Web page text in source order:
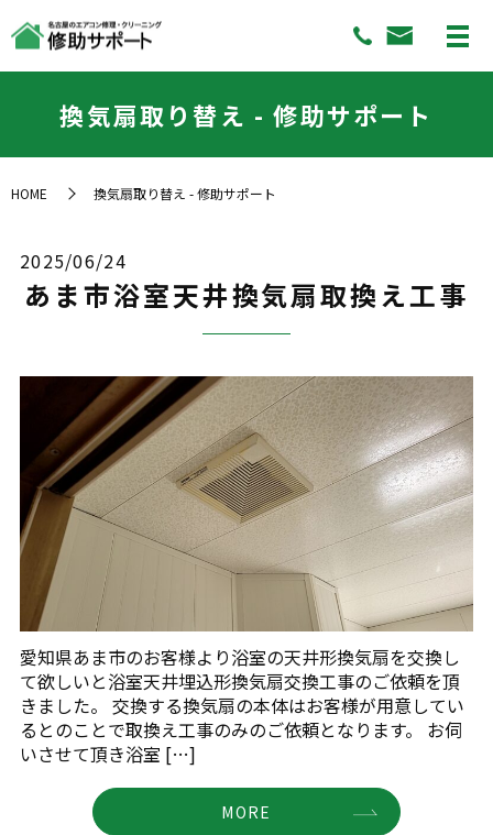
換気扇取り替え - 修助サポート
HOME 換気扇取り替え - 修助サポート
2025/06/24
あま市浴室天井換気扇取換え工事
愛知県あま市のお客様より浴室の天井形換気扇を交換し
て欲しいと浴室天井埋込形換気扇交換工事のご依頼を頂
きました。 交換する換気扇の本体はお客様が用意してい
るとのことで取換え工事のみのご依頼となります。 お伺
いさせて頂き浴室 […]
MORE